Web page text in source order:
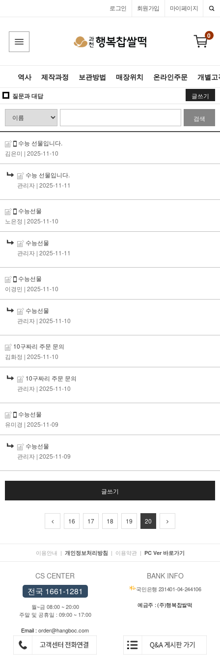
마이페이지
회원가입
로그인
0
역사 제작과정 보관방법 매장위치 온라인주문 개별
질문과 대답 글쓰기
검색
수능 선물입니다.
김은미 | 2025-11-10
수능 선물입니다.
관리자 | 2025-11-11
수능선물
노은정 | 2025-11-10
수능선물
관리자 | 2025-11-11
수능선물
이경민 | 2025-11-10
수능선물
관리자 | 2025-11-10
10구짜리 주문 문의
김화정 | 2025-11-10
10구짜리 주문 문의
관리자 | 2025-11-10
수능선물
유미경 | 2025-11-09
수능선물
관리자 | 2025-11-09
글쓰기
16 17 18 19 20
이용안내 | 개인정보처리방침 | 이용약관 | PC Ver 바로가기
CS CENTER
전국 1661-1281
월~금 08:00 ~ 20:00
주말 및 공휴일 : 09:00 ~ 17:00
Email : order@hangboc.com
BANK INFO
국민은행 231401-04-244106
예금주 : (주)행복찹쌀떡